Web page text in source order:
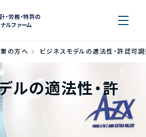
・労務・特許の
ルファーム
の方へ ビジネスモデルの適法性・許認可
ルの適法性・許